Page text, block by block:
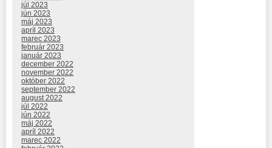
júl 2023
jún 2023
máj 2023
apríl 2023
marec 2023
február 2023
január 2023
december 2022
november 2022
október 2022
september 2022
august 2022
júl 2022
jún 2022
máj 2022
apríl 2022
marec 2022